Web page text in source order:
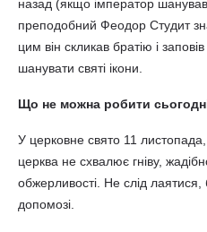
назад (якщо імператор
преподобний Феодор Студит
цим він скликав братію і
шанувати святі ікони.
Що не можна робити
У церковне свято 11
церква не схвалює гніву,
обжерливості. Не слід
допомозі.